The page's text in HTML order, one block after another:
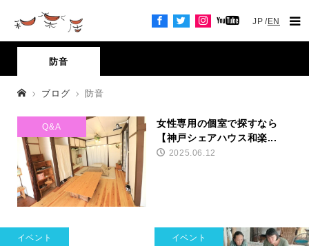
JP EN
防音
ブログ 防音
Q&A
女性専用の個室で探すなら
【神戸シェアハウス和楽...
2025.06.12
イベント イベント